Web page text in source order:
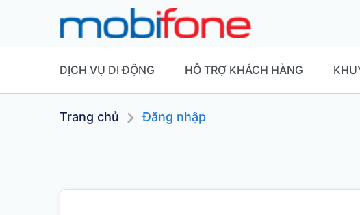
DỊCH VỤ DI ĐỘNG HỖ TRỢ KHÁCH HÀNG
Trang chủ Đăng nhập